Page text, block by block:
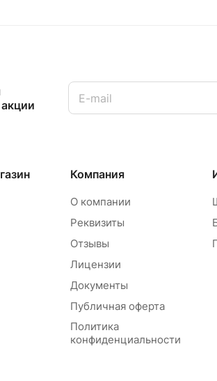
Компания
О компании
Реквизиты
Отзывы
Лицензии
Документы
Публичная оферта
Политика
конфиденциальности